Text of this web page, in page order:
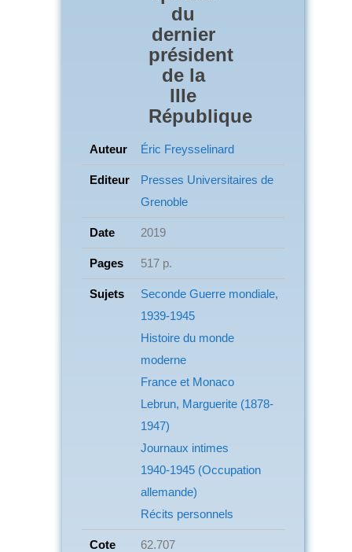
du
dernier
président
de la
IIIe
République
Auteur Éric Freysselinard
Editeur
Presses Universitaires de
Grenoble
Date 2019
Pages 517 p.
Sujets
Seconde Guerre mondiale,
1939-1945
Histoire du monde
moderne
France et Monaco
Lebrun, Marguerite (1878-
1947)
Journaux intimes
1940-1945 (Occupation
allemande)
Récits personnels
Cote 62.707